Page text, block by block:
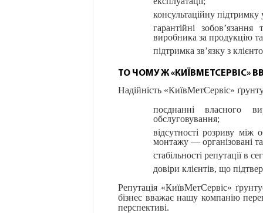
консультаційну
гарантійні
виробника за продукцію
підтримка зв’язку з
ТО ЧОМУ Ж
Надійність «КиївМетСервіс»
поєднанні власного
обслуговування;
відсутності розриву
монтажу — організовані
стабільності репутації в
довіри клієнтів, що
Репутація «КиївМетСервіс»
бізнес вважає нашу компанію
перспективі.